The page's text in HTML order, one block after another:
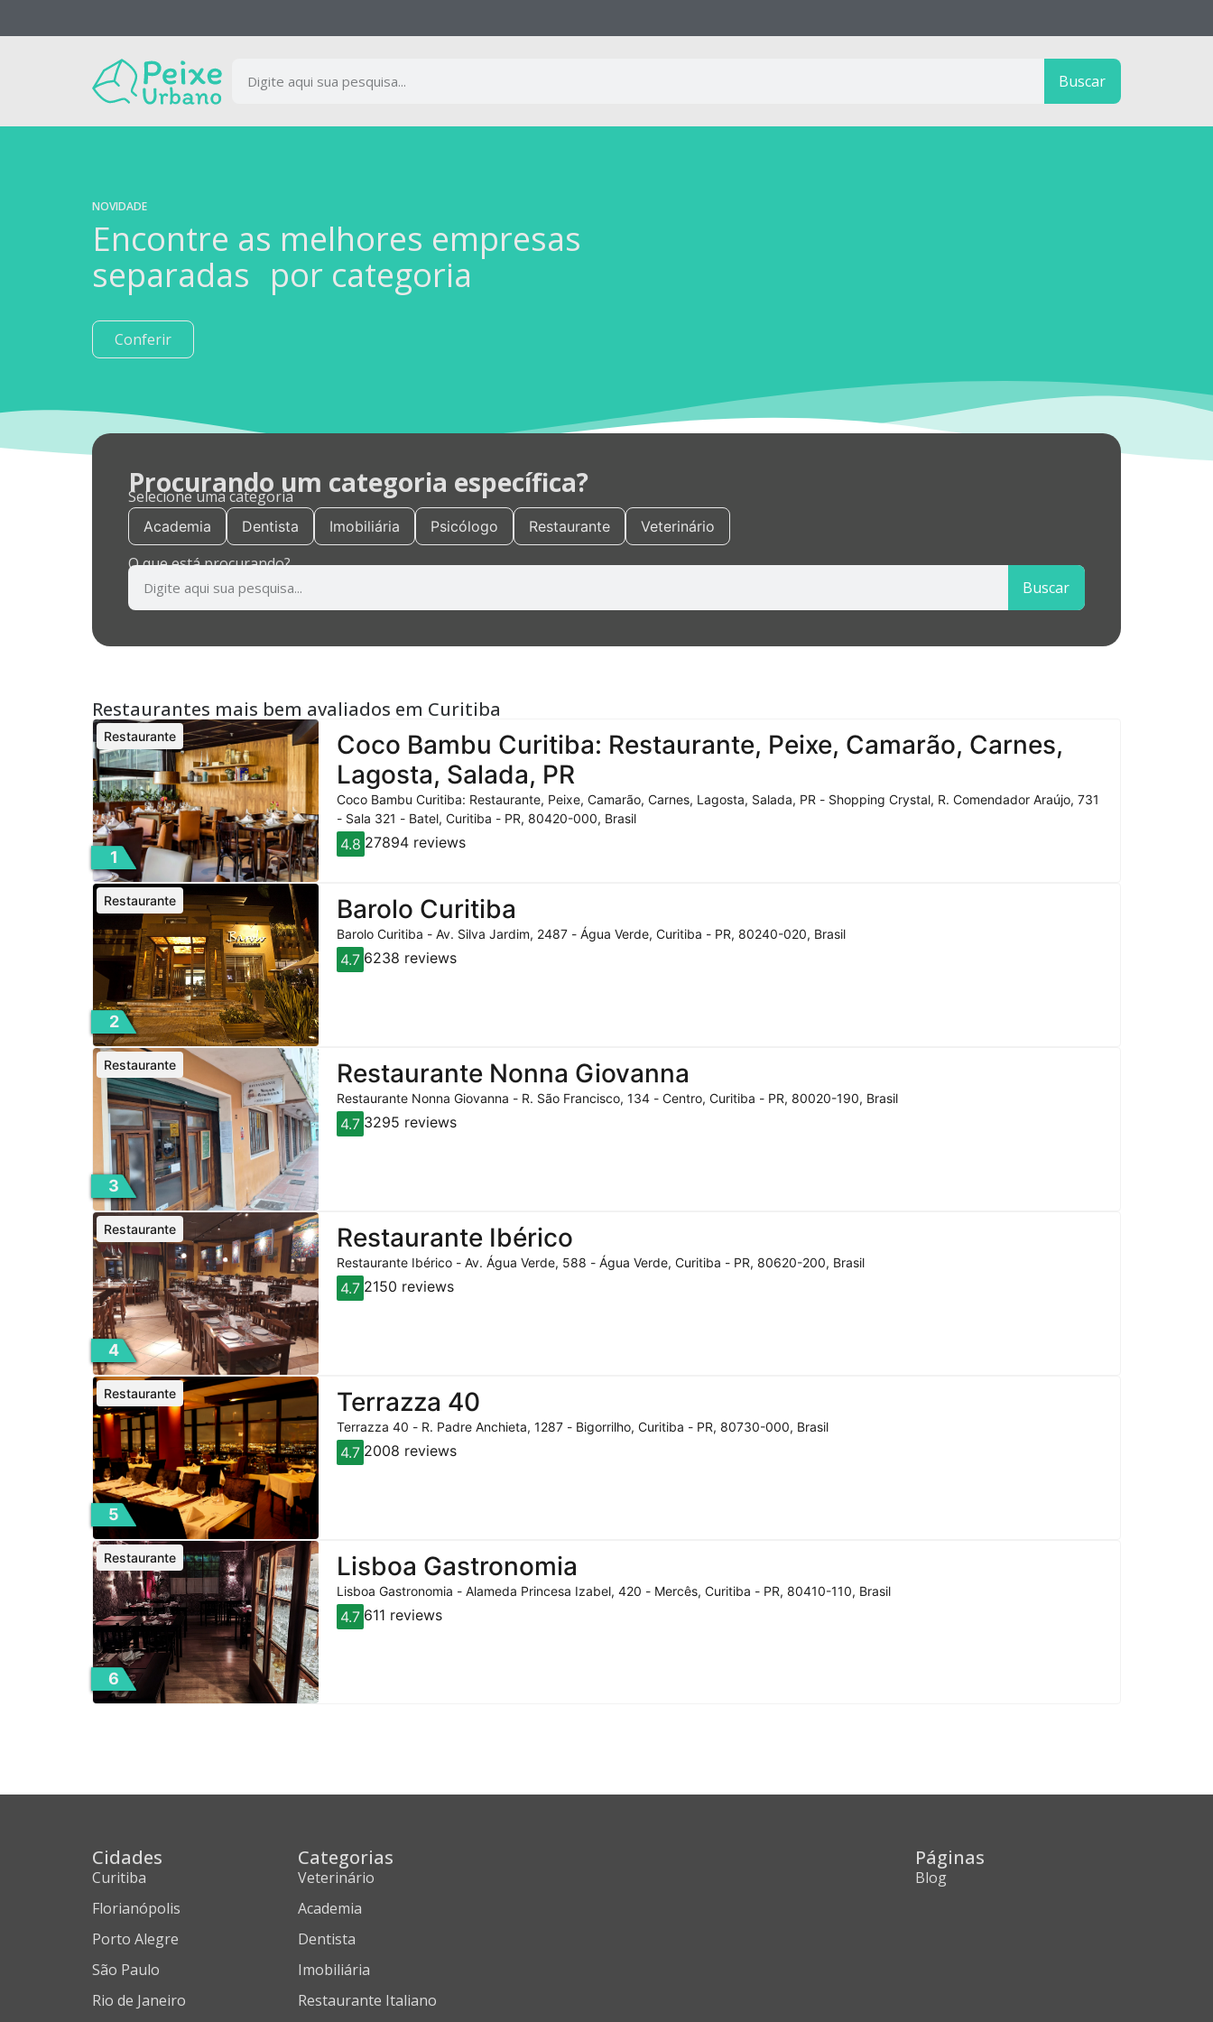
Buscar
NOVIDADE
Encontre as melhores empresas
separadas por categoria
Conferir
Procurando um categoria específica?
Selecione uma categoria
Academia Dentista Imobiliária Psicólogo Restaurante Veterinário
O que está procurando?
Buscar
Restaurantes mais bem avaliados em Curitiba
1
Coco Bambu Curitiba: Restaurante, Peixe, Camarão, Carnes,
Lagosta, Salada, PR
Restaurante
Coco Bambu Curitiba: Restaurante, Peixe, Camarão, Carnes, Lagosta, Salada, PR - Shopping Crystal, R. Comendador Araújo, 731
- Sala 321 - Batel, Curitiba - PR, 80420-000, Brasil
4.8 27894 reviews
2
Barolo Curitiba
Restaurante
Barolo Curitiba - Av. Silva Jardim, 2487 - Água Verde, Curitiba - PR, 80240-020, Brasil
4.7 6238 reviews
3
Restaurante Nonna Giovanna
Restaurante
Restaurante Nonna Giovanna - R. São Francisco, 134 - Centro, Curitiba - PR, 80020-190, Brasil
4.7 3295 reviews
4
Restaurante Ibérico
Restaurante
Restaurante Ibérico - Av. Água Verde, 588 - Água Verde, Curitiba - PR, 80620-200, Brasil
4.7 2150 reviews
5
Terrazza 40
Restaurante
Terrazza 40 - R. Padre Anchieta, 1287 - Bigorrilho, Curitiba - PR, 80730-000, Brasil
4.7 2008 reviews
6
Lisboa Gastronomia
Restaurante
Lisboa Gastronomia - Alameda Princesa Izabel, 420 - Mercês, Curitiba - PR, 80410-110, Brasil
4.7 611 reviews
Cidades
Curitiba
Florianópolis
Porto Alegre
São Paulo
Rio de Janeiro
Categorias
Veterinário
Academia
Dentista
Imobiliária
Restaurante Italiano
Páginas
Blog